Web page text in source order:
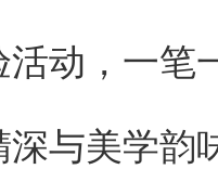
活动，一笔
深与美学韵